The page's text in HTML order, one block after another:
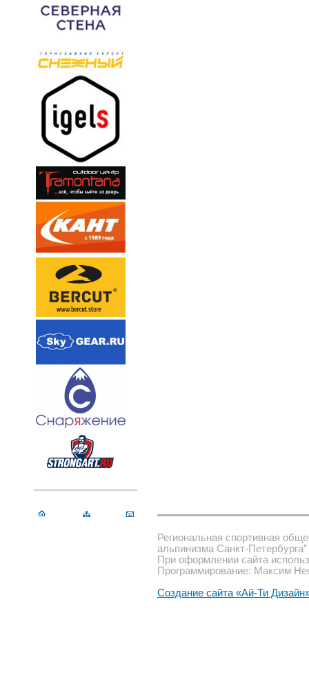
Региональная спортивная
альпинизма Санкт-Петербурга”
При оформлении сайта
Программирование: Максим
Создание сайта «Ай-Ти